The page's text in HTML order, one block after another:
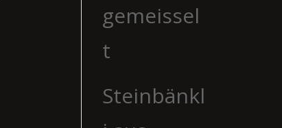
gemeissel
t
Steinbänkl